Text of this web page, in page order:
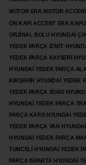
MOTOR ERA MOTOR
ÖN KAPI ACCENT ERA
ORJİNAL BOLU HYUNDAİ
YEDEK PARÇA İZMİT
YEDEK PARÇA KAYSERİ
HYUNDAİ YEDEK PARÇA
KIRŞEHİR HYUNDAİ YEDEK
YEDEK PARÇA SİVAS
HYUNDAİ YEDEK PARÇA
PARÇA KARS HYUNDAİ
YEDEK PARÇA VAN
HYUNDAİ YEDEK PARÇA
TUNCELİ HYUNDAİ YEDEK
PARÇA ISPARTA HYUNDAİ